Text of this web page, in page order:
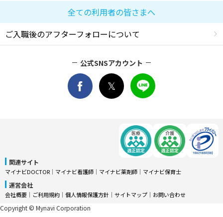
全ての利用者の皆さまへ
ご入職後のアフターフォローについて
公式SNSアカウント
関連サイト
マイナビDOCTOR │ マイナビ看護師 │ マイナビ薬剤師 │ マイナビ保育士
運営会社
会社概要 │ ご利用規約 │ 個人情報保護方針 │ サイトマップ │ お問い合わせ
Copyright © Mynavi Corporation